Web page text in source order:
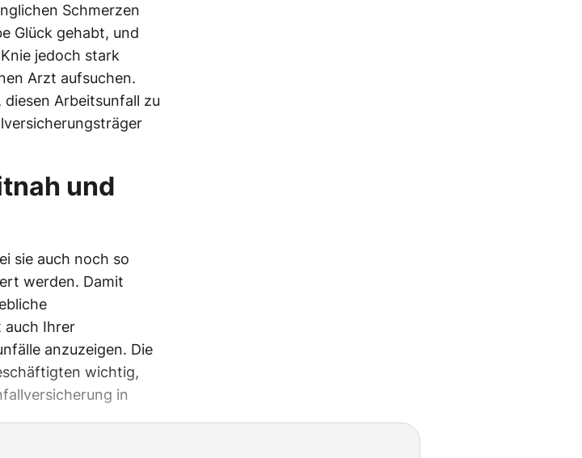
Schmerzen
Glück gehabt, und
jedoch stark
Arzt aufsuchen.
Arbeitsunfall zu
und
sie auch noch so
werden. Damit
auch Ihrer
anzuzeigen. Die
wichtig,
in